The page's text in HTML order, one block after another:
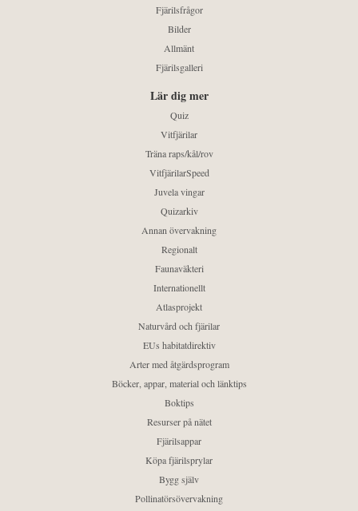
Fjärilsfrågor
Bilder
Allmänt
Fjärilsgalleri
Lär dig mer
Quiz
Vitfjärilar
Träna raps/kål/rov
VitfjärilarSpeed
Juvela vingar
Quizarkiv
Annan övervakning
Regionalt
Faunaväkteri
Internationellt
Atlasprojekt
Naturvård och fjärilar
EUs habitatdirektiv
Arter med åtgärdsprogram
Böcker, appar, material och länktips
Boktips
Resurser på nätet
Fjärilsappar
Köpa fjärilsprylar
Bygg själv
Pollinatörsövervakning